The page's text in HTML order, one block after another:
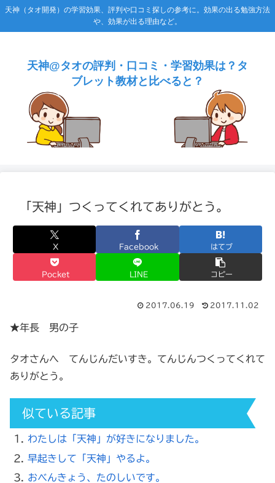
天神（タオ開発）の学習効果、評判や口コミ探しの参考に。効果の出る勉強方法
や、効果が出る理由など。
天神@タオの評判・口コミ・学習効果は？タ
ブレット教材と比べると？
「天神」つくってくれてありがとう。
X Facebook はてブ
Pocket LINE コピー
2017.06.19 2017.11.02
★年長 男の子
タオさんへ てんじんだいすき。てんじんつくってくれて
ありがとう。
似ている記事
わたしは「天神」が好きになりました。
早起きして「天神」やるよ。
おべんきょう、たのしいです。